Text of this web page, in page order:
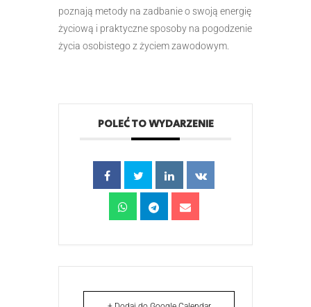
poznają metody na zadbanie o swoją energię
życiową i praktyczne sposoby na pogodzenie
życia osobistego z życiem zawodowym.
POLEĆ TO WYDARZENIE